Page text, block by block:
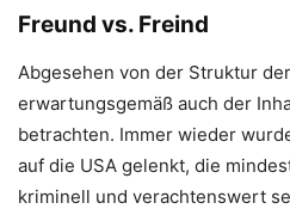
Freund vs. Freind
Abgesehen von der Struktur
erwartungsgemäß auch der
betrachten. Immer wieder
auf die USA gelenkt, die
kriminell und verachtenswert